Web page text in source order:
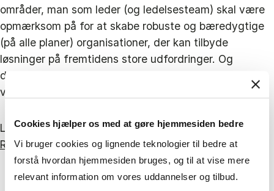
Cookies hjælper os med at gøre hjemmesiden bedre
Vi bruger cookies og lignende teknologier til bedre at
forstå hvordan hjemmesiden bruges, og til at vise mere
relevant information om vores uddannelser og tilbud.
områder, man som leder (og ledelsesteam) skal være
opmærksom på for at skabe robuste og bæredygtige
(på alle planer) organisationer, der kan tilbyde
løsninger på fremtidens store udfordringer. Og
dermed er godt rustede til at møde den nye
virkelighed for fremtidens ledelse.
Læs hele rapporten her: Leadership for the Future
Report | CBS - Copenhagen Business School